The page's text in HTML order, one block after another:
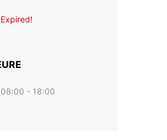
Expired!
08:00 - 18:00